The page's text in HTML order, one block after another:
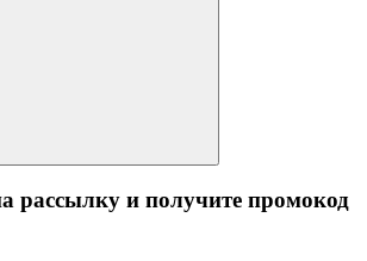
рассылку и получите промокод